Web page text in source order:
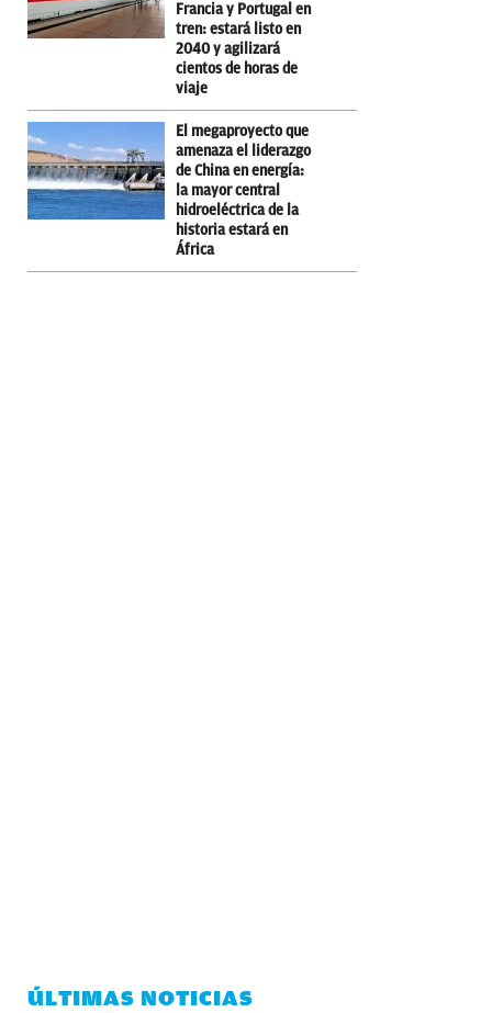
Francia y Portugal en
tren: estará listo en
2040 y agilizará
cientos de horas de
viaje
El megaproyecto que
amenaza el liderazgo
de China en energía:
la mayor central
hidroeléctrica de la
historia estará en
África
ÚLTIMAS NOTICIAS